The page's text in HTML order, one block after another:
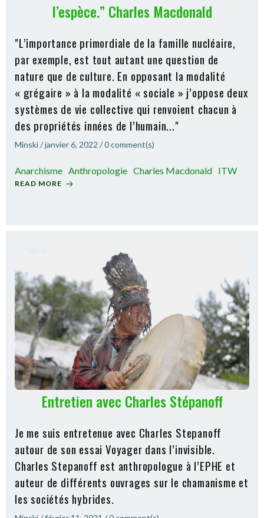
l’espèce.” Charles Macdonald
"L’importance primordiale de la famille nucléaire,
par exemple, est tout autant une question de
nature que de culture. En opposant la modalité
« grégaire » à la modalité « sociale » j’oppose deux
systèmes de vie collective qui renvoient chacun à
des propriétés innées de l’humain..."
Minski/janvier 6, 2022 /0comment(s)
Anarchisme Anthropologie Charles Macdonald ITW
READ MORE
Entretien avec Charles Stépanoff
Je me suis entretenue avec Charles Stepanoff
autour de son essai Voyager dans l’invisible.
Charles Stepanoff est anthropologue à l’EPHE et
auteur de différents ouvrages sur le chamanisme et
les sociétés hybrides.